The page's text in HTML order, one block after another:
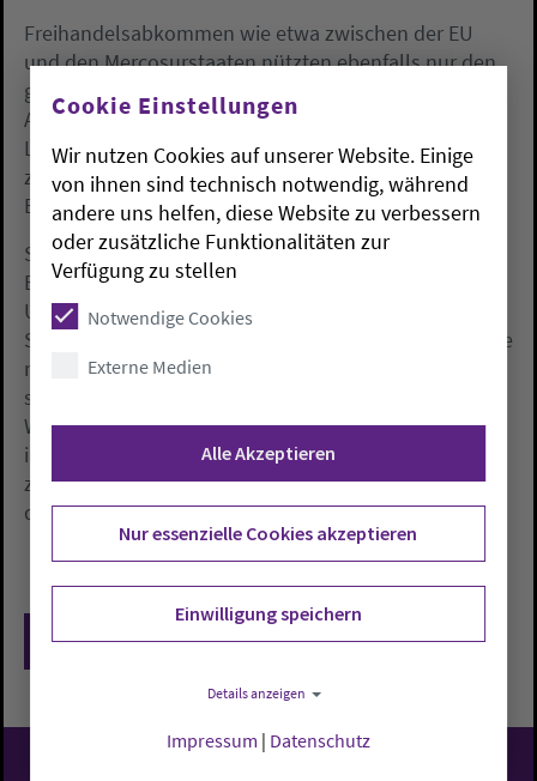
Freihandelsabkommen wie etwa zwischen der EU
und den Mercosurstaaten nützten ebenfalls nur den
großen Unternehmen, sagte Sprecher der Jungen
Arbeitsgemeinschaft bäuerliche Landwirtschaft,
Lennart Tiller. Die Fixierung auf Im- und Exporte
zerstöre die Grundlage vieler landwirtschaftlicher
Betriebe in Europa und im Globalen Süden.
Seit Jahren warnt den Angaben zufolge ein breites
Bündnis in der Region vor den unberechenbaren
Umweltschäden durch die Weservertiefungen. «Die
Schäden der letzten Ausbaggerungen sind noch lange
nicht behoben, die Betroffenen nicht entschädigt»,
sagte Annette Chapligin vom Bündnis gegen die
Weservertiefung. Die Wesermündungsregion verliere
immer mehr Pflanzen und Tiere. Die Wassergräben
zwischen den Weidewiesen versalzten und nähmen
den Höfen ihre Existenzgrundlage.
Zurück
Cookie Einstellungen
Wir nutzen Cookies auf unserer Website. Einige
von ihnen sind technisch notwendig, während
andere uns helfen, diese Website zu verbessern
oder zusätzliche Funktionalitäten zur
Verfügung zu stellen
Notwendige Cookies
Externe Medien
Alle Akzeptieren
Nur essenzielle Cookies akzeptieren
Einwilligung speichern
Details anzeigen
Impressum | Datenschutz